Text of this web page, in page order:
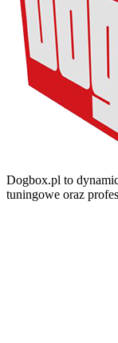
Dogbox.pl to
tuningowe oraz